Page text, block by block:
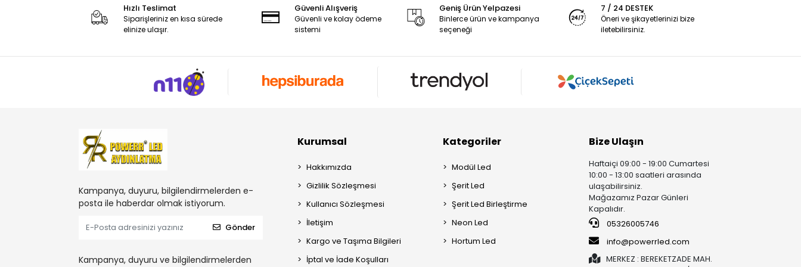
Hızlı Teslimat
Siparişleriniz en kısa sürede
elinize ulaşır.
Güvenli Alışveriş
Güvenli ve kolay ödeme
sistemi
Geniş Ürün Yelpazesi
Binlerce ürün ve kampanya
seçeneği
7 / 24 DESTEK
Öneri ve şikayetlerinizi bize
iletebilirsiniz.
Kampanya, duyuru, bilgilendirmelerden e-
posta ile haberdar olmak istiyorum.
Gönder
Kampanya, duyuru ve bilgilendirmelerden
Kurumsal
Hakkımızda
Gizlilik Sözleşmesi
Kullanıcı Sözleşmesi
İletişim
Kargo ve Taşıma Bilgileri
İptal ve İade Koşulları
Kategoriler
Modül Led
Şerit Led
Şerit Led Birleştirme
Neon Led
Hortum Led
Bize Ulaşın
Haftaiçi 09:00 - 19:00 Cumartesi
10:00 - 13:00 saatleri arasında
ulaşabilirsiniz.
Mağazamız Pazar Günleri
Kapalıdır.
05326005746
info@powerrled.com
MERKEZ : BEREKETZADE MAH.